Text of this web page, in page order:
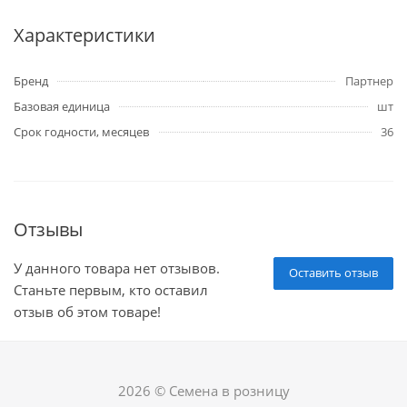
Характеристики
Бренд
Партнер
Базовая единица
шт
Срок годности, месяцев
36
Отзывы
Оставить отзыв
У данного товара нет отзывов.
Станьте первым, кто оставил
отзыв об этом товаре!
2026 © Семена в розницу